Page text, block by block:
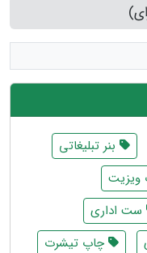
بنر تبلیغاتی
ویزیت
ست اداری
چاپ تیشرت